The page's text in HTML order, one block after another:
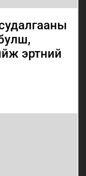
эртний